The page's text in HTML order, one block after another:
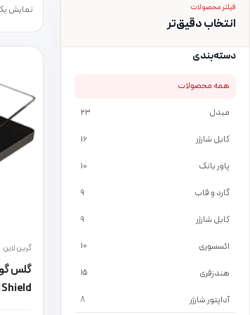
فیلتر محصولات
انتخاب دقیق‌تر
دسته‌بندی
همه محصولات
مبدل 23
کابل شارژر 16
پاور بانک 10
گارد و قاب 9
کابل شارژر 9
اکسسوری 10
هندزفری 15
آداپتور شارژر 8
نمایش
گرین لاین